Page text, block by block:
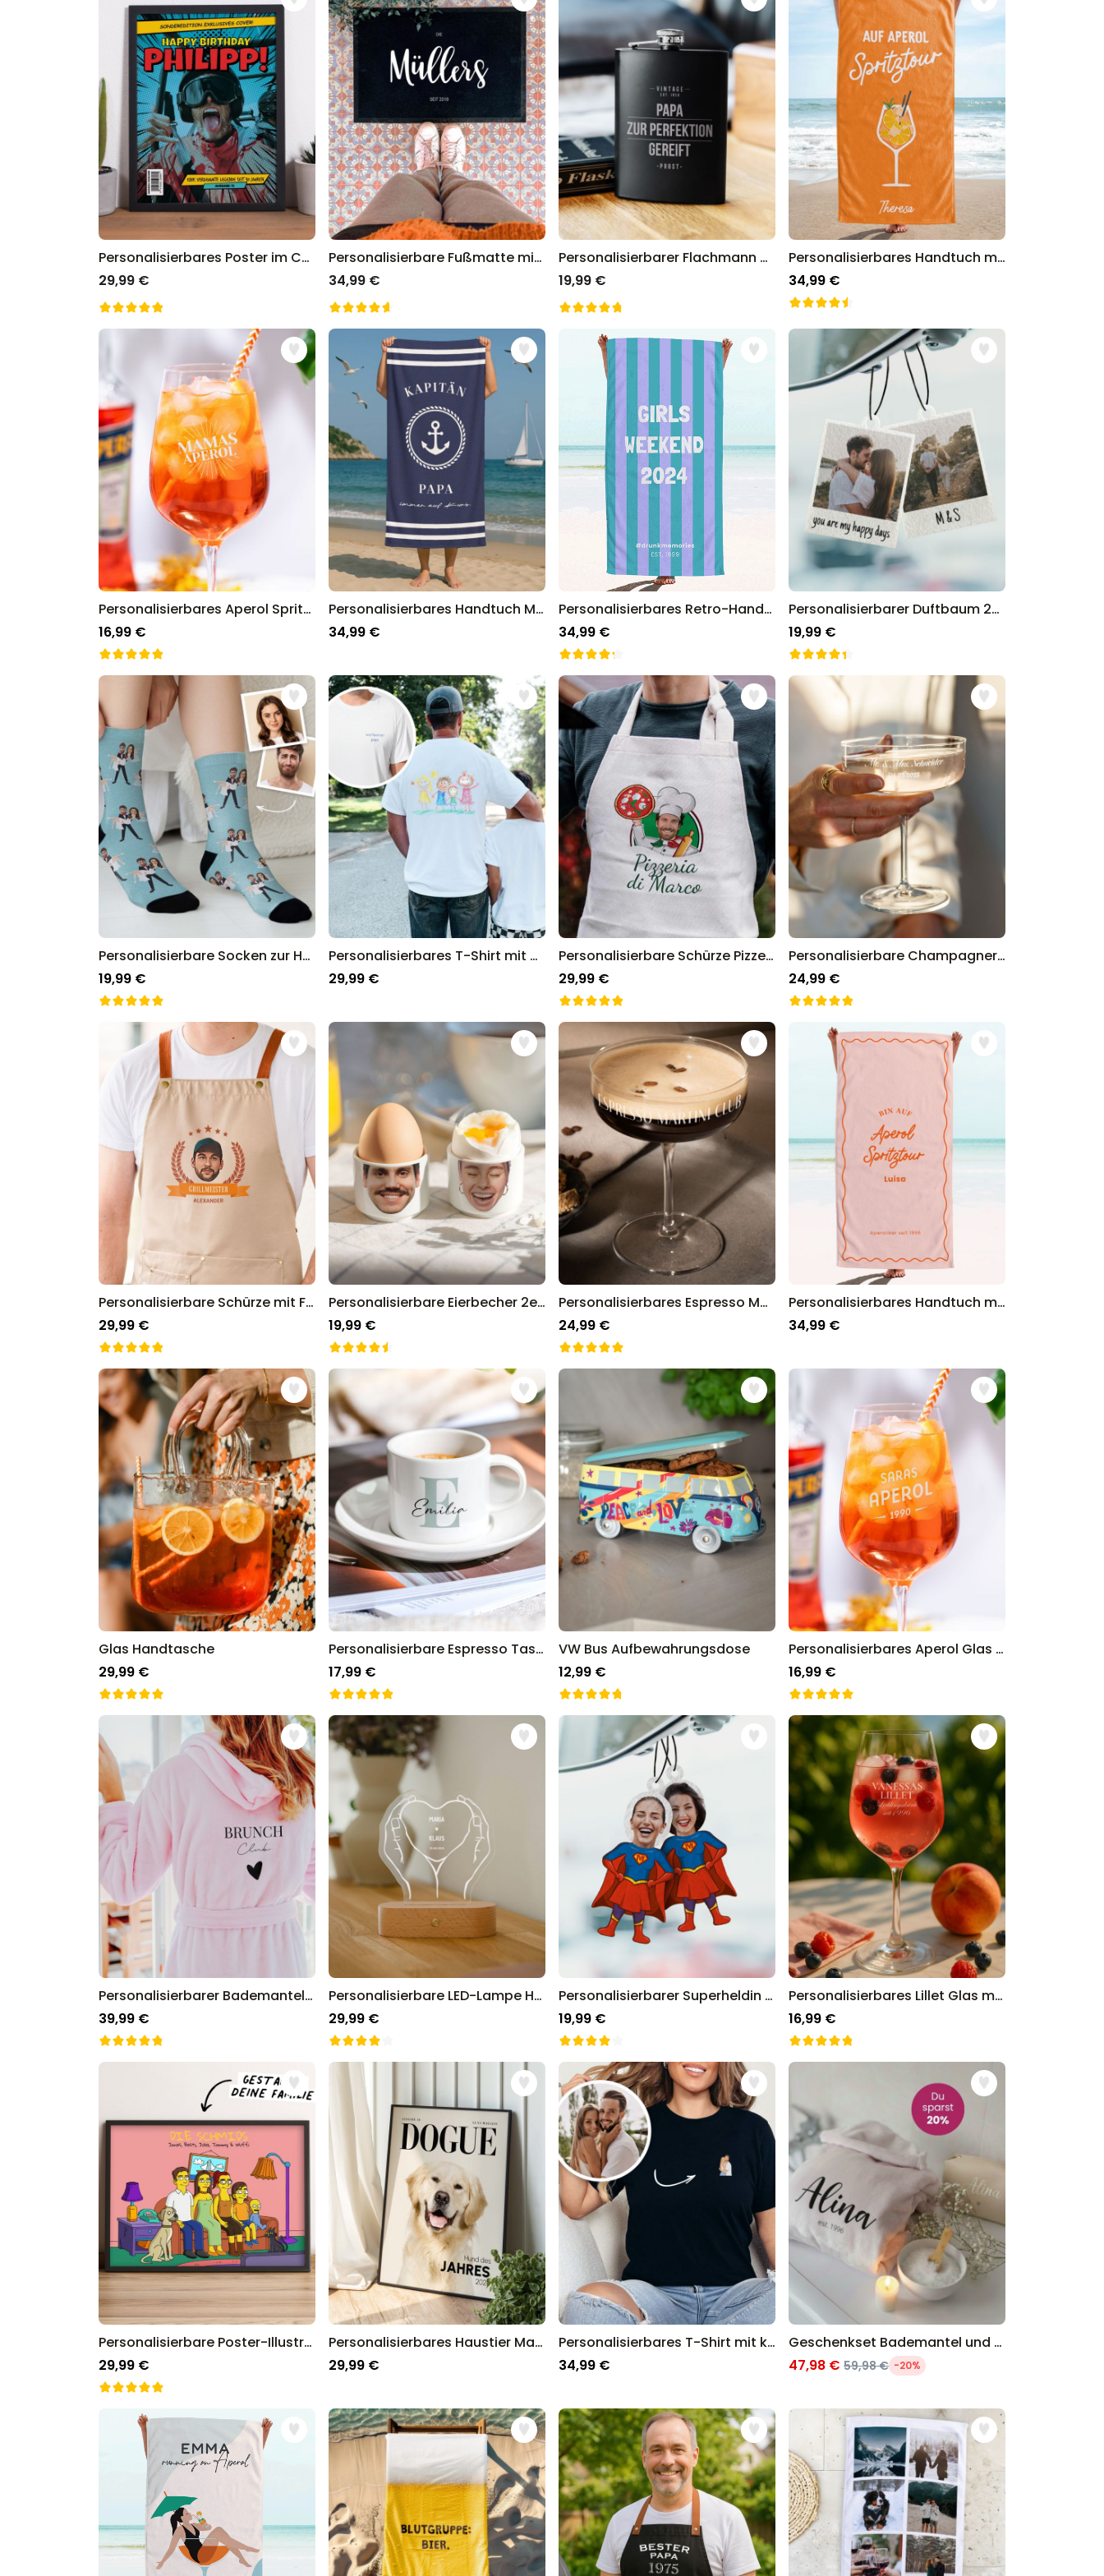
Personalisierbares Handtuch
Maritim mit Text
über 1.900
mal gekauft
34,99 €
Personalisierbar
Personalisierbares Retro-
Handtuch mit Text
über 2.400
mal gekauft
34,99 €
Ice Cooler - Kreativer
Flaschenkühler
über 9.700
mal gekauft
29,99 €
Personalisierbares Poster im Comic-Stil
29,99 €
Personalisierbare Fußmatte mit Namen
34,99 €
Personalisierbarer Flachmann Vintage
19,99 €
Personalisierbares Handtuch mit Getränken und Spruch
34,99 €
Personalisierbares Aperol Spritz Glas mit Name
16,99 €
Personalisierbares Handtuch Maritim mit Text
34,99 €
Personalisierbares Retro-Handtuch mit Text
34,99 €
Personalisierbarer Duftbaum 2er Set im Polaroid-Look
19,99 €
Personalisierbare Socken zur Hochzeit mit 2 Gesichtern
19,99 €
Personalisierbares T-Shirt mit deiner Zeichnung vorne und hinten
29,99 €
Personalisierbare Schürze Pizzeria mit Gesicht
29,99 €
Personalisierbare Champagnerschale mit Text
24,99 €
Personalisierbare Schürze mit Foto und Kranz
29,99 €
Personalisierbare Eierbecher 2er-Set mit Gesicht
19,99 €
Personalisierbares Espresso Martini Glas
24,99 €
Personalisierbares Handtuch mit farbigem Hintergrund und Text
34,99 €
Glas Handtasche
29,99 €
Personalisierbare Espresso Tasse mit Monogramm
17,99 €
VW Bus Aufbewahrungsdose
12,99 €
Personalisierbares Aperol Glas mit Jahreszahl
16,99 €
Personalisierbarer Bademantel mit Symbol und Text
39,99 €
Personalisierbare LED-Lampe Herz mit Händen und Namen
29,99 €
Personalisierbarer Superheldin Duftbaum 2er Set mit Gesicht
19,99 €
Personalisierbares Lillet Glas mit Name
16,99 €
Personalisierbare Poster-Illustration Cartoon Familie
29,99 €
Personalisierbares Haustier Magazin Poster
29,99 €
Personalisierbares T-Shirt mit kleiner Illustration
34,99 €
Geschenkset Bademantel und Kosmetiktasche
47,98 € 59,98 € -20%